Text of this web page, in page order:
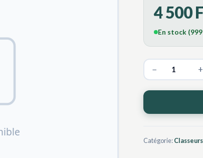
4 500
En stock
− +
Catégorie: